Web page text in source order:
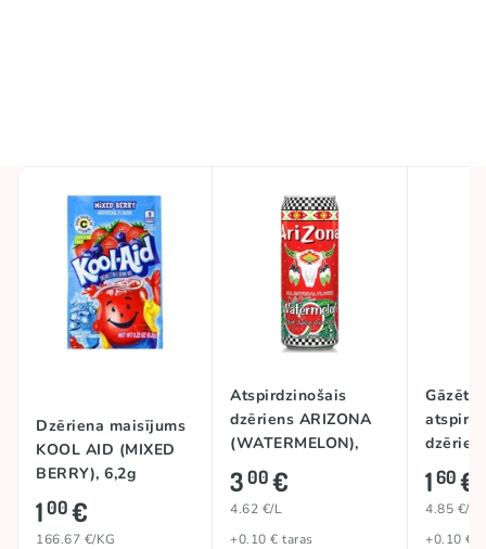
Dzēriena maisījums
KOOL AID (MIXED
BERRY), 6,2g
100€
166.67 €/KG
Atspirdzinošais
dzēriens ARIZONA
(WATERMELON),
650ml
300€
4.62 €/L
+0.10 € taras
Gāzēts
160€
4.85 €/L
+0.10 €